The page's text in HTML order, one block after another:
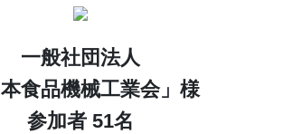
一般社団法人
本食品機械工業会」様
参加者 51名